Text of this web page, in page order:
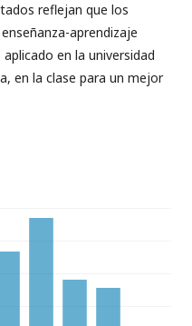
reflejan que los
aprendizaje
en la universidad
en la clase para un mejor